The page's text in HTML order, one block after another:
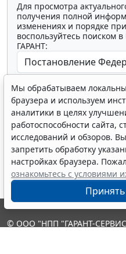
Для просмотра
получения полной
изменениях и порядке
воспользуйтесь поиском
ГАРАНТ:
Показать
Мы обрабатываем
браузера и используем
аналитики в целях
работоспособности сайта,
исследований и обзоров.
запретить обработку
настройках браузера.
ознакомьтесь с условиями
Принять
© ООО "НПП "ГАРАНТ-